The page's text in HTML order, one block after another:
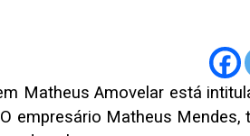
Matheus Amovelar está
empresário Matheus